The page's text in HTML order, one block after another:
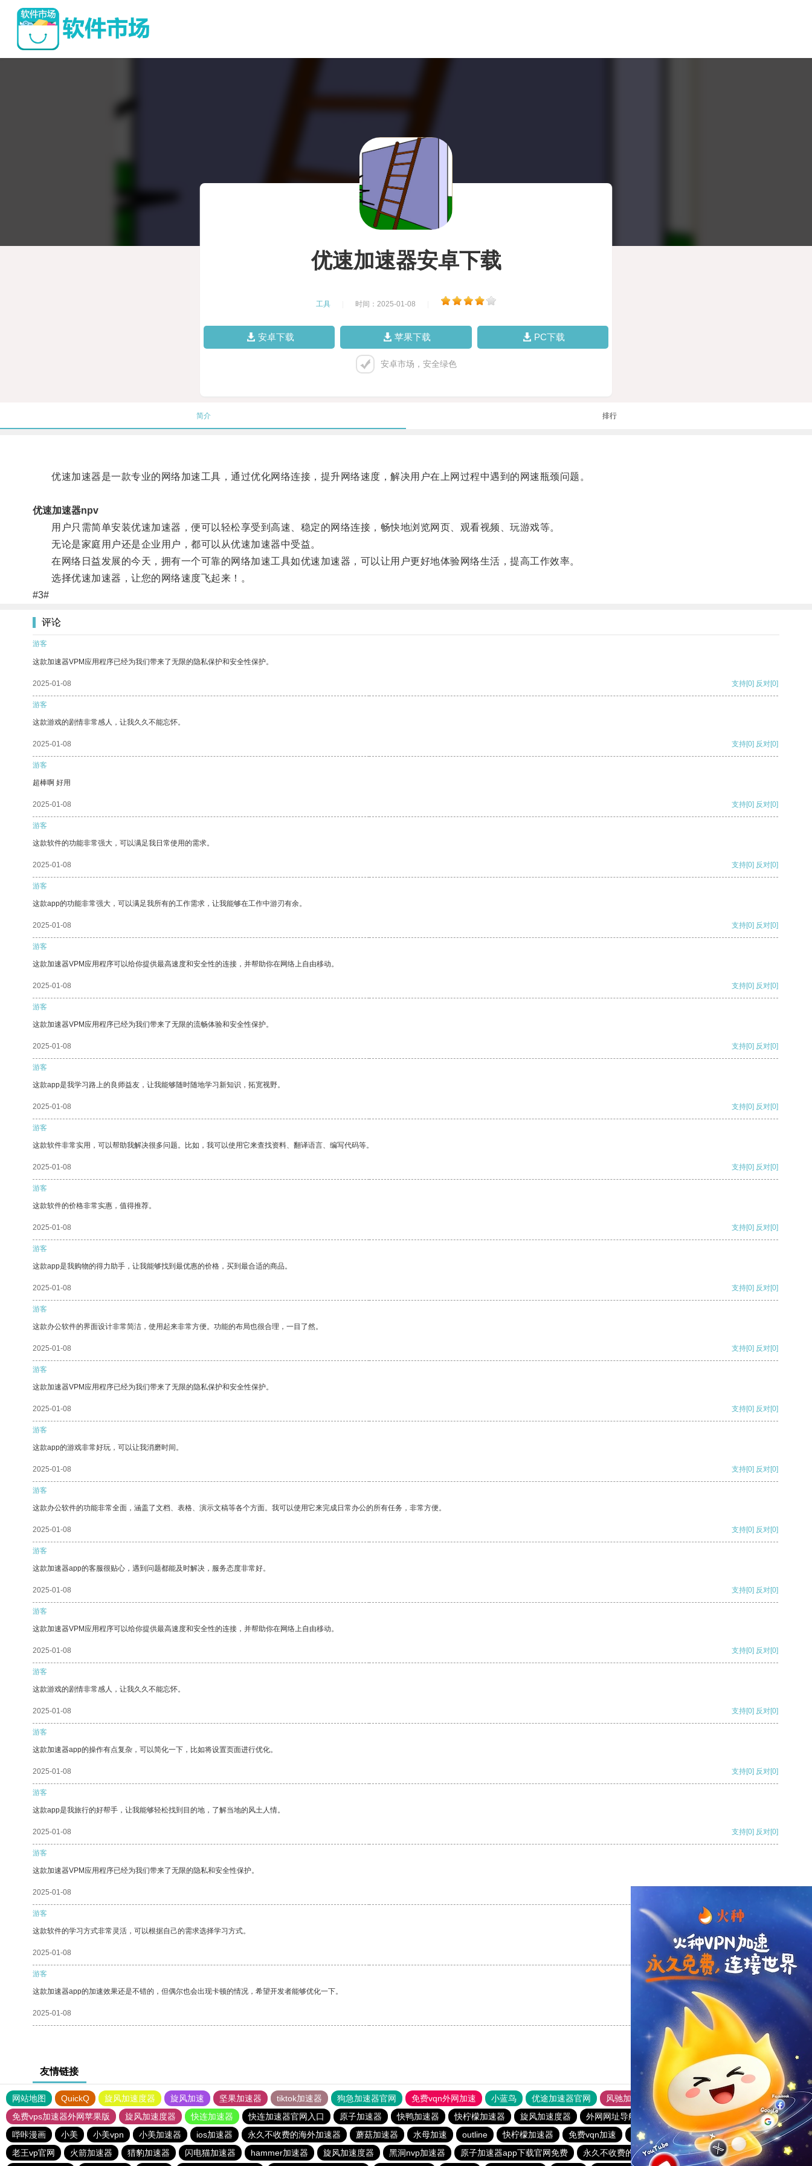
优速加速器安卓下载
工具 时间：2025-01-08
安卓下载 苹果下载 PC下载
安卓市场，安全绿色
简介 排行
优速加速器是一款专业的网络加速工具，通过优化网络连接，提升网络速度，解决用户在上网过程中遇到的网速瓶颈问题。
优速加速器npv
用户只需简单安装优速加速器，便可以轻松享受到高速、稳定的网络连接，畅快地浏览网页、观看视频、玩游戏等。
无论是家庭用户还是企业用户，都可以从优速加速器中受益。
在网络日益发展的今天，拥有一个可靠的网络加速工具如优速加速器，可以让用户更好地体验网络生活，提高工作效率。
选择优速加速器，让您的网络速度飞起来！。
#3#
评论
游客
这款加速器VPM应用程序已经为我们带来了无限的隐私保护和安全性保护。
2025-01-08 支持[0] 反对[0]
游客
这款游戏的剧情非常感人，让我久久不能忘怀。
2025-01-08 支持[0] 反对[0]
游客
超棒啊 好用
2025-01-08 支持[0] 反对[0]
游客
这款软件的功能非常强大，可以满足我日常使用的需求。
2025-01-08 支持[0] 反对[0]
游客
这款app的功能非常强大，可以满足我所有的工作需求，让我能够在工作中游刃有余。
2025-01-08 支持[0] 反对[0]
游客
这款加速器VPM应用程序可以给你提供最高速度和安全性的连接，并帮助你在网络上自由移动。
2025-01-08 支持[0] 反对[0]
游客
这款加速器VPM应用程序已经为我们带来了无限的流畅体验和安全性保护。
2025-01-08 支持[0] 反对[0]
游客
这款app是我学习路上的良师益友，让我能够随时随地学习新知识，拓宽视野。
2025-01-08 支持[0] 反对[0]
游客
这款软件非常实用，可以帮助我解决很多问题。比如，我可以使用它来查找资料、翻译语言、编写代码等。
2025-01-08 支持[0] 反对[0]
游客
这款软件的价格非常实惠，值得推荐。
2025-01-08 支持[0] 反对[0]
游客
这款app是我购物的得力助手，让我能够找到最优惠的价格，买到最合适的商品。
2025-01-08 支持[0] 反对[0]
游客
这款办公软件的界面设计非常简洁，使用起来非常方便。功能的布局也很合理，一目了然。
2025-01-08 支持[0] 反对[0]
游客
这款加速器VPM应用程序已经为我们带来了无限的隐私保护和安全性保护。
2025-01-08 支持[0] 反对[0]
游客
这款app的游戏非常好玩，可以让我消磨时间。
2025-01-08 支持[0] 反对[0]
游客
这款办公软件的功能非常全面，涵盖了文档、表格、演示文稿等各个方面。我可以使用它来完成日常办公的所有任务，非常方便。
2025-01-08 支持[0] 反对[0]
游客
这款加速器app的客服很贴心，遇到问题都能及时解决，服务态度非常好。
2025-01-08 支持[0] 反对[0]
游客
这款加速器VPM应用程序可以给你提供最高速度和安全性的连接，并帮助你在网络上自由移动。
2025-01-08 支持[0] 反对[0]
游客
这款游戏的剧情非常感人，让我久久不能忘怀。
2025-01-08 支持[0] 反对[0]
游客
这款加速器app的操作有点复杂，可以简化一下，比如将设置页面进行优化。
2025-01-08 支持[0] 反对[0]
游客
这款app是我旅行的好帮手，让我能够轻松找到目的地，了解当地的风土人情。
2025-01-08 支持[0] 反对[0]
游客
这款加速器VPM应用程序已经为我们带来了无限的隐私和安全性保护。
2025-01-08
游客
这款软件的学习方式非常灵活，可以根据自己的需求选择学习方式。
2025-01-08 支持 [0] 反对 [0]
游客
这款加速器app的加速效果还是不错的，但偶尔也会出现卡顿的情况，希望开发者能够优化一下。
2025-01-08 支持
友情链接
网站地图 QuickQ 旋风加速度器 旋风加速 坚果加速器 tiktok加速器 狗急加速器官网 免费vqn外网加速 小蓝鸟 优途加速器官网 风驰加速器
旋风加速器
免费vps加速器外网苹果版
旋风加速度器 快连加速器 快连加速器官网入口 原子加速器 快鸭加速器 快柠檬加速器 旋风加速度器 外网网址导航 软件中心 雷霆加速
狂飙加速器
哔咔漫画
小美 小美vpn 小美加速器 ios加速器 永久不收费的海外加速器 蘑菇加速器 水母加速 outline 快柠檬加速器 免费vqn加速 极光加速器
猎豹加速器下载
老王vp官网
火箭加速器 猎豹加速器 闪电猫加速器 hammer加速器 旋风加速度器 黑洞nvp加速器 原子加速器app下载官网免费 永久不收费的vp加速器2023
黑洞vp永久加速器